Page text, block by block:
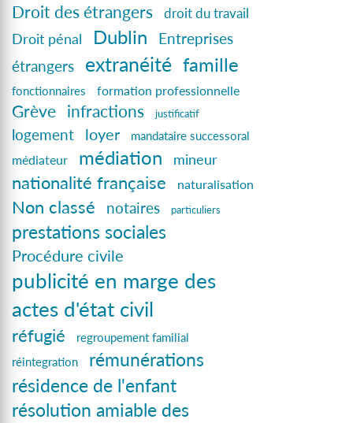
Droit des étrangers droit du travail
Droit pénal Dublin Entreprises
étrangers extranéité famille
fonctionnaires formation professionnelle
Grève infractions justificatif
logement loyer mandataire successoral
médiateur médiation mineur
nationalité française naturalisation
Non classé notaires particuliers
prestations sociales
Procédure civile
publicité en marge des
actes d'état civil
réfugié
regroupement familial
réintegration
rémunérations
résidence de l'enfant
résolution amiable des